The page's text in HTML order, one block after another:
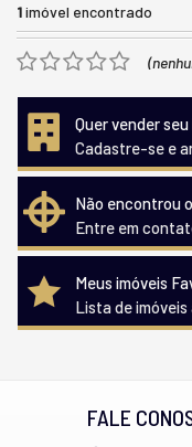
1imóvel encontrado
Quer vender seu
Cadastre-se e
Não encontrou
Entre em
Meus imóveis
Lista de
FALE